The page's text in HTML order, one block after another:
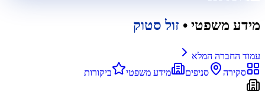
מידע משפטי • זול סטוק
עמוד החברה המלא
סקירה
סניפים מידע משפטי ביקורות